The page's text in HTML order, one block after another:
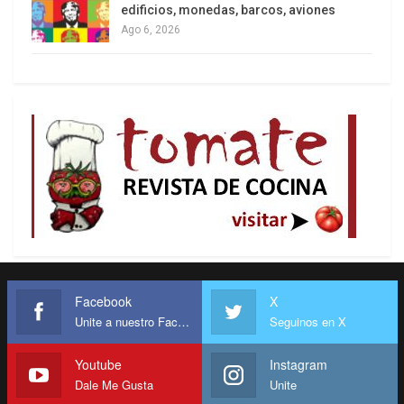
La inclusión del PCC y el CV en las listas de
organizaciones terroristas de Estados Unidos
permite al gobierno estadounidense adoptar
medidas legales, financieras y operativas
específicas contra estos grupos.. La Ley
por la xenofobia, la discriminación o los prejuicios
basados ​​en la raza, el color, la etnia o la religión,
con el objetivo de provocar terror social o
generalizado.
edificios, monedas, barcos, aviones
Ago 6, 2026
Facebook
Unite a nuestro Facebook
X
Seguinos en X
Youtube
Dale Me Gusta
Instagram
Unite